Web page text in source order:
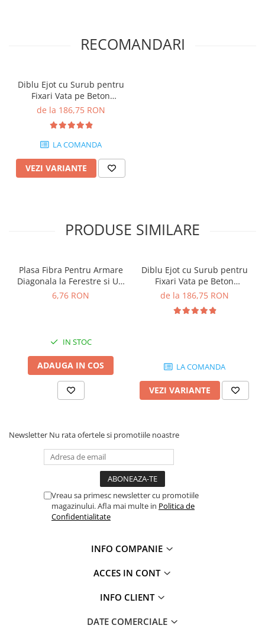
RECOMANDARI
Diblu Ejot cu Surub pentru
Fixari Vata pe Beton
Caramida BCA STR U 2G
de la 186,75 RON
LA COMANDA
VEZI VARIANTE
PRODUSE SIMILARE
Plasa Fibra Pentru Armare
Diagonala la Ferestre si Usi
Armierungspfeil
6,76 RON
IN STOC
ADAUGA IN COS
Diblu Ejot cu Surub pentru
Fixari Vata pe Beton
Caramida BCA STR U 2G
de la 186,75 RON
LA COMANDA
VEZI VARIANTE
Newsletter Nu rata ofertele si promotiile noastre
Vreau sa primesc newsletter cu promotiile
magazinului. Afla mai multe in Politica de
Confidentialitate
INFO COMPANIE
ACCES IN CONT
INFO CLIENT
DATE COMERCIALE